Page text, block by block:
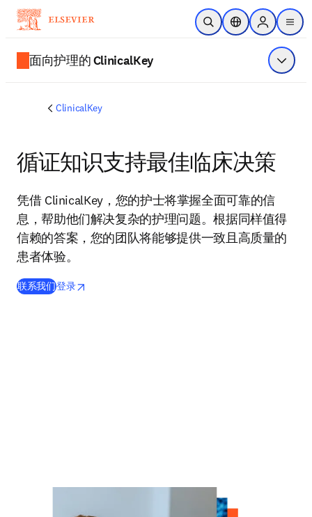
跳转到主内容
开放搜索位置选择器Sign in to
menu
面向护理的 ClinicalKey 显示菜
ClinicalKey
循证知识支持最佳临床决策
凭借 ClinicalKey，您的护士将掌握全面可靠的信
息，帮助他们解决复杂的护理问题。根据同样值得
信赖的答案，您的团队将能够提供一致且高质量的
患者体验。
联系我们登录在新的选项卡/窗口中打开
opens in new tab/window